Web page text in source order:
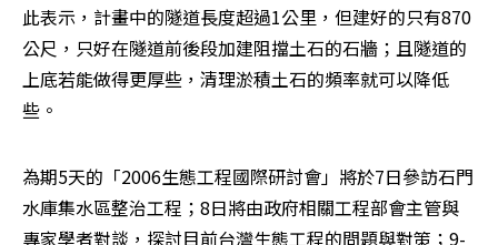
此表示，計畫中的隧道長度超過1公里，但建好的只有870
公尺，只好在隧道前後段加建阻擋土石的石牆；且隧道的
上底若能做得更厚些，清理淤積土石的頻率就可以降低
些。
為期5天的「2006生態工程國際研討會」將於7日參訪石門
水庫集水區整治工程；8日將由政府相關工程部會主管與
專家學者對談，探討目前台灣生態工程的問題與對策；9-